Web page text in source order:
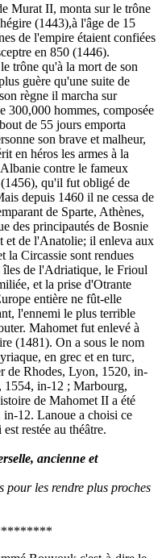
Murat II, monta sur le trône
(1443),à l'âge de 15
de l'empire étaient confiées
en 850 (1446).
trône qu'à la mort de son
guère qu'une suite de
règne il marcha sur
300,000 hommes, composée
de 55 jours emporta
son brave et malheur,
en héros les armes à la
contre le fameux
qu'il fut obligé de
depuis 1460 il ne cessa de
de Sparte, Athènes,
des principautés de Bosnie
et de l'Anatolie; il enleva aux
la Circassie sont rendues
de l'Adriatique, le Frioul
et la prise d'Otrante
entière ne fût-elle
l'ennemi le plus terrible
Mahomet fut enlevé à
(1481). On a sous le nom
en grec et en turc,
de Rhodes, Lyon, 1520, in-
1554, in-12 ; Marbourg,
de Mahomet II a été
12. Lanoue a choisi ce
restée au théâtre.
ancienne et
pour les rendre plus proches